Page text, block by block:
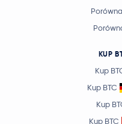
KUP
Kup
Kup BTC
Kup
Kup BTC